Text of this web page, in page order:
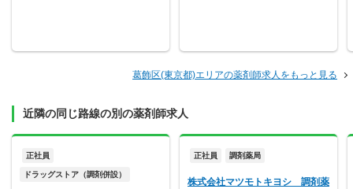
葛飾区(東京都)エリアの薬剤師求人をもっと見る
近隣の同じ路線の別の薬剤師求人
正社員
ドラッグストア（調剤併設）
正社員 調剤薬局
株式会社マツモトキヨシ 調剤薬